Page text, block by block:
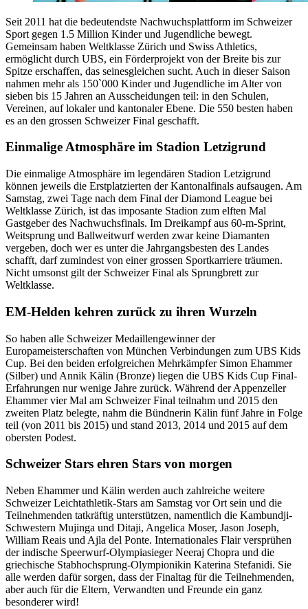
Seit 2011 hat die bedeutendste Nachwuchsplattform im Schweizer
Sport gegen 1.5 Million Kinder und Jugendliche bewegt.
Gemeinsam haben Weltklasse Zürich und Swiss Athletics,
ermöglicht durch UBS, ein Förderprojekt von der Breite bis zur
Spitze erschaffen, das seinesgleichen sucht. Auch in dieser Saison
nahmen mehr als 150`000 Kinder und Jugendliche im Alter von
sieben bis 15 Jahren an Ausscheidungen teil: in den Schulen,
Vereinen, auf lokaler und kantonaler Ebene. Die 550 besten haben
es an den grossen Schweizer Final geschafft.
Einmalige Atmosphäre im Stadion Letzigrund
Die einmalige Atmosphäre im legendären Stadion Letzigrund
können jeweils die Erstplatzierten der Kantonalfinals aufsaugen. Am
Samstag, zwei Tage nach dem Final der Diamond League bei
Weltklasse Zürich, ist das imposante Stadion zum elften Mal
Gastgeber des Nachwuchsfinals. Im Dreikampf aus 60-m-Sprint,
Weitsprung und Ballweitwurf werden zwar keine Diamanten
vergeben, doch wer es unter die Jahrgangsbesten des Landes
schafft, darf zumindest von einer grossen Sportkarriere träumen.
Nicht umsonst gilt der Schweizer Final als Sprungbrett zur
Weltklasse.
EM-Helden kehren zurück zu ihren Wurzeln
So haben alle Schweizer Medaillengewinner der
Europameisterschaften von München Verbindungen zum UBS Kids
Cup. Bei den beiden erfolgreichen Mehrkämpfer Simon Ehammer
(Silber) und Annik Kälin (Bronze) liegen die UBS Kids Cup Final-
Erfahrungen nur wenige Jahre zurück. Während der Appenzeller
Ehammer vier Mal am Schweizer Final teilnahm und 2015 den
zweiten Platz belegte, nahm die Bündnerin Kälin fünf Jahre in Folge
teil (von 2011 bis 2015) und stand 2013, 2014 und 2015 auf dem
obersten Podest.
Schweizer Stars ehren Stars von morgen
Neben Ehammer und Kälin werden auch zahlreiche weitere
Schweizer Leichtathletik-Stars am Samstag vor Ort sein und die
Teilnehmenden tatkräftig unterstützen, namentlich die Kambundji-
Schwestern Mujinga und Ditaji, Angelica Moser, Jason Joseph,
William Reais und Ajla del Ponte. Internationales Flair versprühen
der indische Speerwurf-Olympiasieger Neeraj Chopra und die
griechische Stabhochsprung-Olympionikin Katerina Stefanidi. Sie
alle werden dafür sorgen, dass der Finaltag für die Teilnehmenden,
aber auch für die Eltern, Verwandten und Freunde ein ganz
besonderer wird!